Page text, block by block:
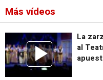
Más vídeos
La
al